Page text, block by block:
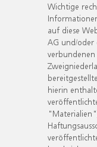
Wichtige
auf diese
AG und/oder
hierin